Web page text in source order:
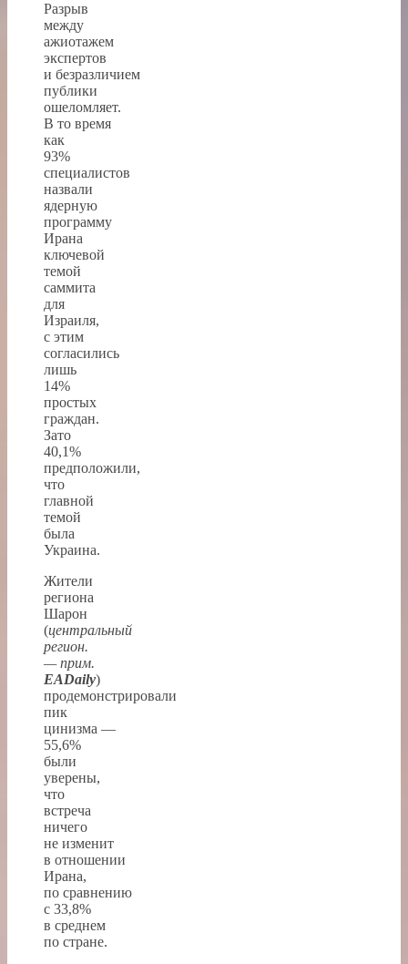
Разрыв
между
ажиотажем
экспертов
и безразличием
публики
ошеломляет.
В то время
как
93%
специалистов
назвали
ядерную
программу
Ирана
ключевой
темой
саммита
для
Израиля,
с этим
согласились
лишь
14%
простых
граждан.
Зато
40,1%
предположили,
что
главной
темой
была
Украина.
Жители
региона
Шарон
(центральный
регион.
— прим.
EADaily)
продемонстрировали
пик
цинизма —
55,6%
были
уверены,
что
встреча
ничего
не изменит
в отношении
Ирана,
по сравнению
с 33,8%
в среднем
по стране.